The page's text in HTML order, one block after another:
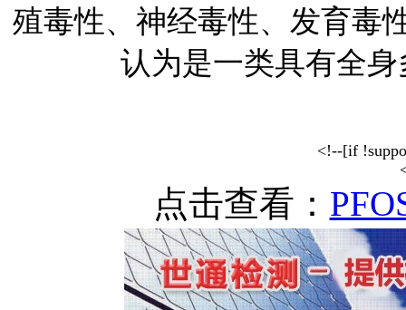
殖毒性、神经毒性、发育毒
认为是一类具有全
<!--[if
点击查看：